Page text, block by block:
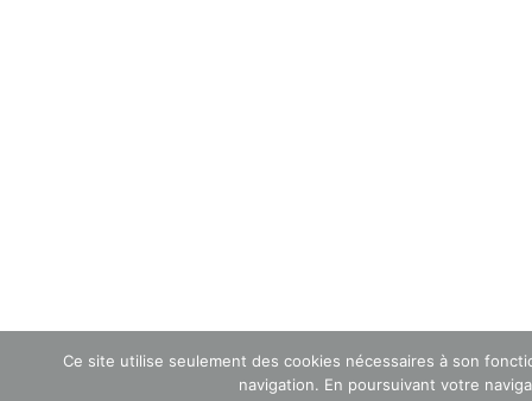
Ce site utilise seulement des cookies nécessaires à son
navigation. En poursuivant votre